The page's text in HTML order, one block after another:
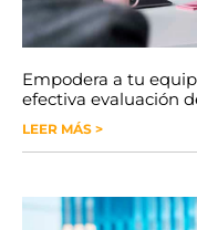
Empodera a tu
efectiva evaluación
LEER MÁS >